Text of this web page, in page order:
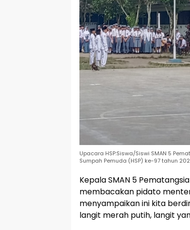
Upacara HSP:Siswa/Siswi SMAN 5
Sumpah Pemuda (HSP) ke-97 tahun
Kepala SMAN 5
membacakan pidato
menyampaikan ini kita
langit merah putih, langit